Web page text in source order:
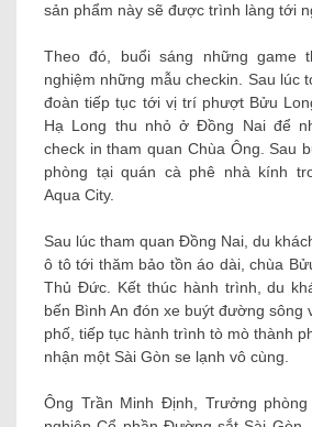
sản phẩm này sẽ được trình làng tới
Theo đó, buổi sáng những game
nghiệm những mẫu checkin. Sau lúc
đoàn tiếp tục tới vị trí phượt Bửu
Hạ Long thu nhỏ ở Đồng Nai để
check in tham quan Chùa Ông. Sau
phòng tại quán cà phê nhà kính
Aqua City.
Sau lúc tham quan Đồng Nai, du
ô tô tới thăm bảo tồn áo dài, chùa
Thủ Đức. Kết thúc hành trình, du
bến Bình An đón xe buýt đường sông
phố, tiếp tục hành trình tò mò thành
nhận một Sài Gòn se lạnh vô cùng.
Ông Trần Minh Định, Trưởng